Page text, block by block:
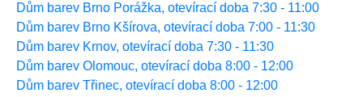
Dům barev Brno Porážka, otevírací doba 7:30 - 11:00
Dům barev Brno Kšírova, otevírací doba 7:00 - 11:30
Dům barev Krnov, otevírací doba 7:30 - 11:30
Dům barev Olomouc, otevírací doba 8:00 - 12:00
Dům barev Třinec, otevírací doba 8:00 - 12:00